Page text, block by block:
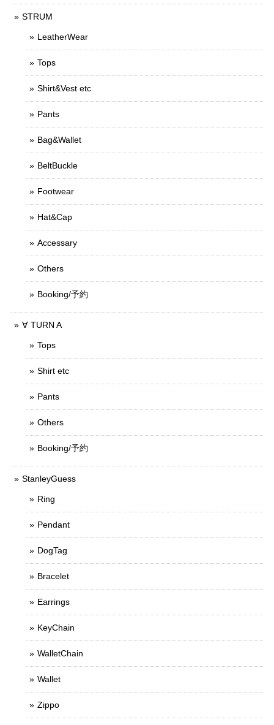
STRUM
LeatherWear
Tops
Shirt&Vest etc
Pants
Bag&Wallet
BeltBuckle
Footwear
Hat&Cap
Accessary
Others
Booking/予約
∀ TURN A
Tops
Shirt etc
Pants
Others
Booking/予約
StanleyGuess
Ring
Pendant
DogTag
Bracelet
Earrings
KeyChain
WalletChain
Wallet
Zippo